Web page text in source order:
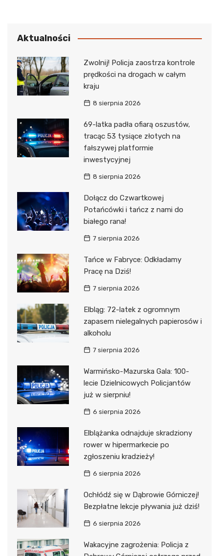
Aktualności
Zwolnij! Policja zaostrza kontrole
prędkości na drogach w całym
kraju
8 sierpnia 2026
69-latka padła ofiarą oszustów,
tracąc 53 tysiące złotych na
fałszywej platformie
inwestycyjnej
8 sierpnia 2026
Dołącz do Czwartkowej
Potańcówki i tańcz z nami do
białego rana!
7 sierpnia 2026
Tańce w Fabryce: Odkładamy
Pracę na Dziś!
7 sierpnia 2026
Elbląg: 72-latek z ogromnym
zapasem nielegalnych papierosów i
alkoholu
7 sierpnia 2026
Warmińsko-Mazurska Gala: 100-
lecie Dzielnicowych Policjantów
już w sierpniu!
6 sierpnia 2026
Elblążanka odnajduje skradziony
rower w hipermarkecie po
zgłoszeniu kradzieży!
6 sierpnia 2026
Ochłódź się w Dąbrowie Górniczej!
Bezpłatne lekcje pływania już dziś!
6 sierpnia 2026
Wakacyjne zagrożenia: Policja z